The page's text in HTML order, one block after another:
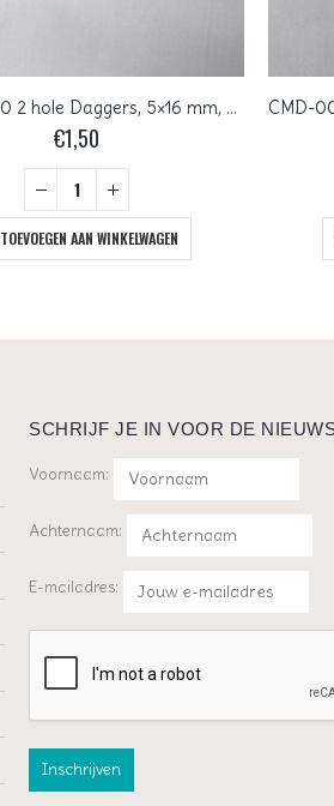
CMD-20060 2 hole Daggers, 5×16 mm, Czech Mates, Amethyst
€1,50
TOEVOEGEN AAN WINKELWAGEN
SCHRIJF JE IN VOOR DE
Voornaam:
Achternaam:
E-mailadres: